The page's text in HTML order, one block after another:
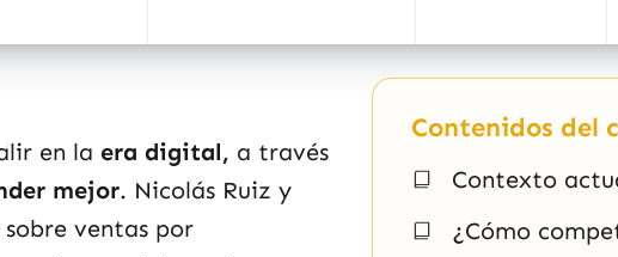
en la era digital, a través
mejor. Nicolás Ruiz y
ventas por
Contenidos del
Contexto
¿Cómo